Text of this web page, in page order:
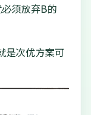
须放弃B的
是次优方案可